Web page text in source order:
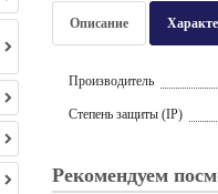
Описание
Производитель
Степень защиты (IP)
Рекомендуем